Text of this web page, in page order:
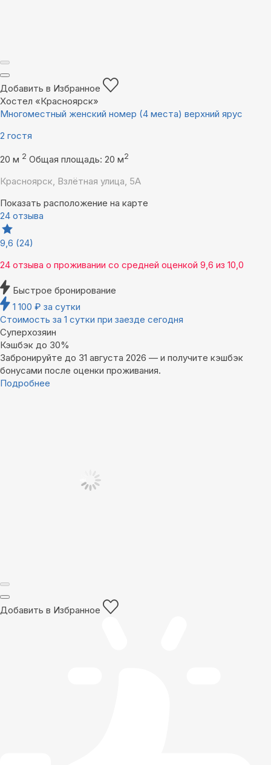
Добавить в Избранное
Хостел «Красноярск»
Многоместный женский номер (4 места) верхний ярус
2 гостя
20 м 2 Общая площадь: 20 м2
Красноярск, Взлётная улица, 5А
Показать расположение на карте
24 отзыва
9,6 (24)
24 отзыва о проживании со средней оценкой 9,6 из 10,0
Быстрое бронирование
1 100 ₽ за сутки
Стоимость за 1 сутки при заезде сегодня
Суперхозяин
Кэшбэк до 30%
Забронируйте до 31 августа 2026 — и получите кэшбэк
бонусами после оценки проживания.
Подробнее
Добавить в Избранное